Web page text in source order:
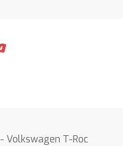
- Volkswagen T-Roc